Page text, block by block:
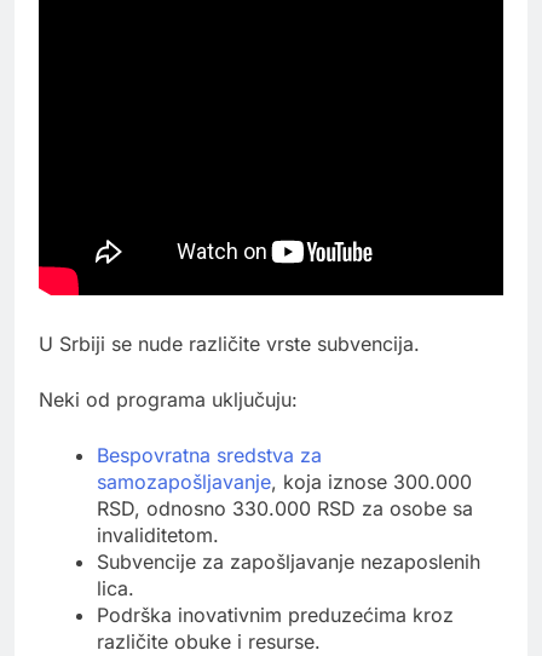
U Srbiji se nude različite vrste subvencija.
Neki od programa uključuju:
Bespovratna sredstva za
samozapošljavanje, koja iznose 300.000
RSD, odnosno 330.000 RSD za osobe sa
invaliditetom.
Subvencije za zapošljavanje nezaposlenih
lica.
Podrška inovativnim preduzećima kroz
različite obuke i resurse.